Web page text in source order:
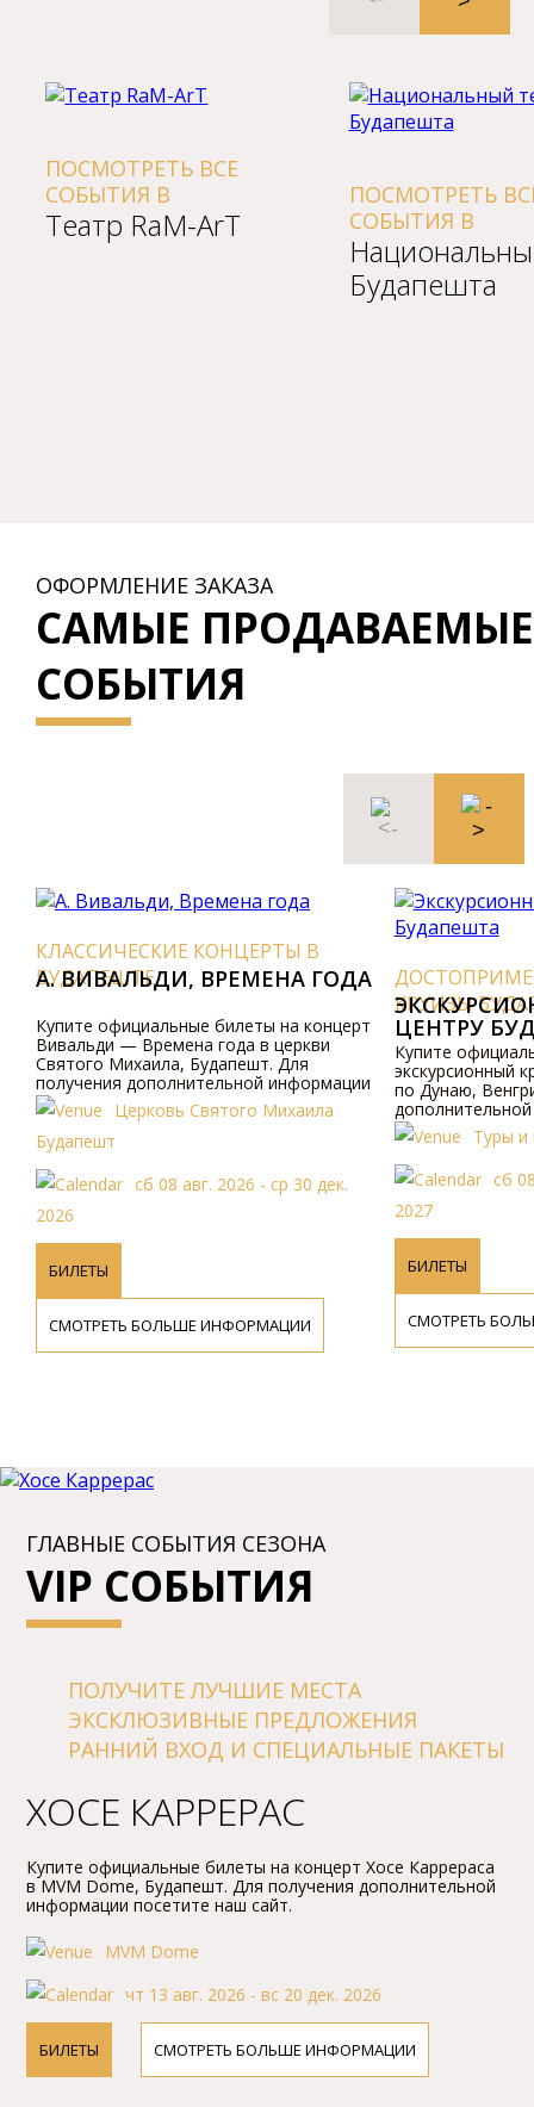
ПОСМОТРЕТЬ ВСЕ
СОБЫТИЯ В
Театр RaM-ArT
ПОСМОТРЕТЬ ВСЕ
СОБЫТИЯ В
Будапешта
ОФОРМЛЕНИЕ ЗАКАЗА
САМЫЕ ПРОДАВАЕМЫЕ
СОБЫТИЯ
КЛАССИЧЕСКИЕ КОНЦЕРТЫ В
БУДАПЕШТЕ
A. BИВАЛЬДИ, BPЕМЕНА ГОДА
Купите официальные билеты на концерт
Вивальди — Времена года в церкви
Святого Михаила, Будапешт. Для
получения дополнительной информации
посетите наш сайт.
Церковь Святого Михаила
Будапешт
сб 08 авг. 2026 - ср 30 дек.
2026
БИЛЕТЫ
СМОТРЕТЬ БОЛЬШЕ ИНФОРМАЦИИ
КРУИЗЫ
ЦЕНТРУ
Купите
экскурсионный
по Дунаю,
дополнительной
наш сайт.Туры и
сб 08
2027
БИЛЕТЫ
СМОТРЕТЬ
ГЛАВНЫЕ СОБЫТИЯ СЕЗОНА
VIP СОБЫТИЯ
ПОЛУЧИТЕ ЛУЧШИЕ МЕСТА
ЭКСКЛЮЗИВНЫЕ ПРЕДЛОЖЕНИЯ
РАННИЙ ВХОД И СПЕЦИАЛЬНЫЕ ПАКЕТЫ
ХОСЕ КАРРЕРАС
Купите официальные билеты на концерт Хосе Каррераса
в MVM Dome, Будапешт. Для получения дополнительной
информации посетите наш сайт.
MVM Dome
чт 13 авг. 2026 - вс 20 дек. 2026
БИЛЕТЫ СМОТРЕТЬ БОЛЬШЕ ИНФОРМАЦИИ